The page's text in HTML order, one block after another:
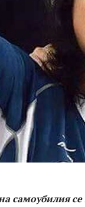
самоубилия